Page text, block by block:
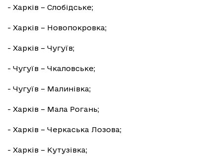
- Харків – Слобідське;
- Харків – Новопокровка;
- Харків – Чугуїв;
- Чугуїв – Чкаловське;
- Чугуїв – Малинівка;
- Харків – Мала Рогань;
- Харків – Черкаська Лозова;
- Харків – Кутузівка;